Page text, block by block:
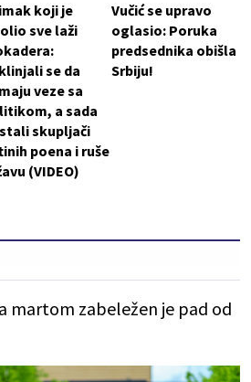
koji je
sve laži
se da
veze sa
a sada
skupljači
poena i ruše
(VIDEO)
Vučić se upravo
oglasio: Poruka
predsednika obišla
Srbiju!
martom zabeležen je pad od